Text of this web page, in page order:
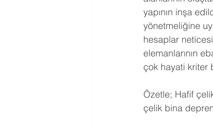
yapının inşa
yönetmeliğine
hesaplar
elemanlarının
çok hayati kriter
Özetle; Hafif
çelik bina